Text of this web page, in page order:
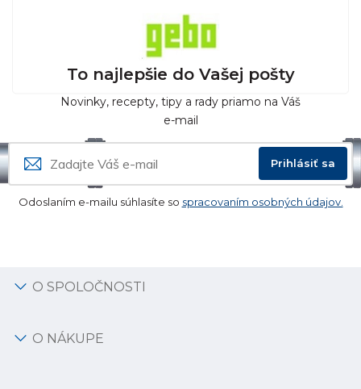
To najlepšie do Vašej pošty
Novinky, recepty, tipy a rady priamo na Váš
e-mail
Prihlásiť sa
Odoslaním e-mailu súhlasíte so spracovaním osobných údajov.
O SPOLOČNOSTI
O NÁKUPE